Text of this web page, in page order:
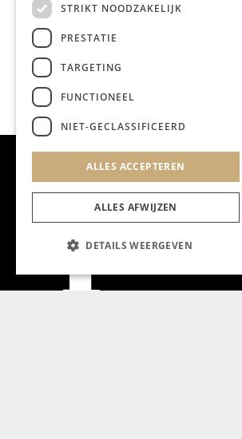
STRIKT NOODZAKELIJK
PRESTATIE
TARGETING
FUNCTIONEEL
NIET-GECLASSIFICEERD
ALLES ACCEPTEREN
ALLES AFWIJZEN
DETAILS WEERGEVEN